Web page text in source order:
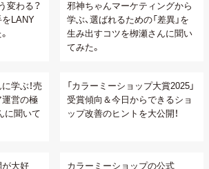
変わる？
LANY
邪神ちゃんマーケティングから
学ぶ、選ばれるための「差異」を
生み出すコツを栁瀬さんに聞い
てみた。
学ぶ！売
営の極
に聞いて
「カラーミーショップ大賞2025」
受賞傾向＆今日からできるショ
ップ改善のヒントを大公開！
が大好
カラーミーショップの公式